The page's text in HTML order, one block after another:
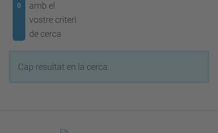
0
amb el
vostre criteri
de cerca
Cap resultat en la cerca.